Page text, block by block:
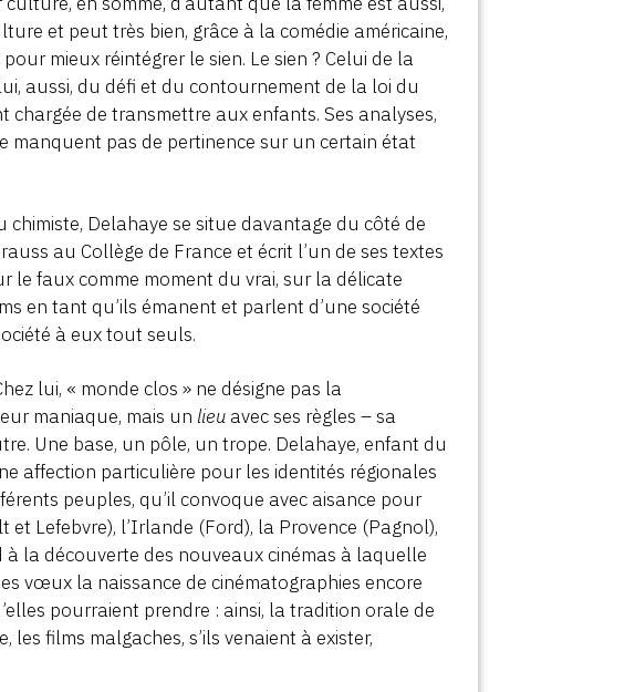
et peut très bien, grâce à la comédie américaine,
mieux réintégrer le sien. Le sien ? Celui de la
aussi, du défi et du contournement de la loi du
de transmettre aux enfants. Ses analyses,
manquent pas de pertinence sur un certain état
chimiste, Delahaye se situe davantage du côté de
au Collège de France et écrit l’un de ses textes
le faux comme moment du vrai, sur la délicate
en tant qu’ils émanent et parlent d’une société
à eux tout seuls.
lui, « monde clos » ne désigne pas la
maniaque, mais un lieu avec ses règles – sa
Une base, un pôle, un trope. Delahaye, enfant du
affection particulière pour les identités régionales
peuples, qu’il convoque avec aisance pour
Lefebvre), l’Irlande (Ford), la Provence (Pagnol),
la découverte des nouveaux cinémas à laquelle
vœux la naissance de cinématographies encore
pourraient prendre : ainsi, la tradition orale de
films malgaches, s’ils venaient à exister,